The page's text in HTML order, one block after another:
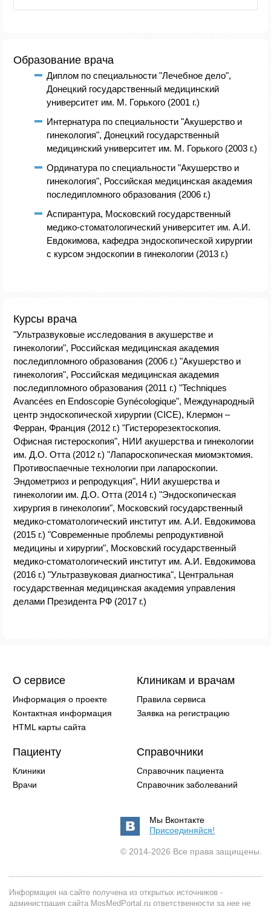
Образование врача
Диплом по специальности "Лечебное дело",
Донецкий государственный медицинский
университет им. М. Горького (2001 г.)
Интернатура по специальности "Акушерство и
гинекология", Донецкий государственный
медицинский университет им. М. Горького (2003 г.)
Ординатура по специальности "Акушерство и
гинекология", Российская медицинская академия
последипломного образования (2006 г.)
Аспирантура, Московский государственный
медико-стоматологический университет им. А.И.
Евдокимова, кафедра эндоскопической хирургии
с курсом эндоскопии в гинекологии (2013 г.)
Курсы врача
"Ультразвуковые исследования в акушерстве и
гинекологии", Российская медицинская академия
последипломного образования (2006 г.) "Акушерство и
гинекология", Российская медицинская академия
последипломного образования (2011 г.) "Techniques
Avancées en Endoscopie Gynécologique", Международный
центр эндоскопической хирургии (CICE), Клермон –
Ферран, Франция (2012 г.) "Гистерорезектоскопия.
Офисная гистероскопия", НИИ акушерства и гинекологии
им. Д.О. Отта (2012 г.) "Лапароскопическая миомэктомия.
Противоспаечные технологии при лапароскопии.
Эндометриоз и репродукция", НИИ акушерства и
гинекологии им. Д.О. Отта (2014 г.) "Эндоскопическая
хирургия в гинекологии", Московский государственный
медико-стоматологический институт им. А.И. Евдокимова
(2015 г.) "Современные проблемы репродуктивной
медицины и хирургии", Московский государственный
медико-стоматологический институт им. А.И. Евдокимова
(2016 г.) "Ультразвуковая диагностика", Центральная
государственная медицинская академия управления
делами Президента РФ (2017 г.)
О сервисе
Информация о проекте
Контактная информация
HTML карты сайта
Клиникам и врачам
Правила сервиса
Заявка на регистрацию
Пациенту
Клиники
Врачи
Справочники
Справочник пациента
Справочник заболеваний
Мы Вконтакте
Присоединяйся!
© 2014-2026 Все права защищены.
Информация на сайте получена из открытых источников -
администрация сайта MosMedPortal.ru ответственности за нее не